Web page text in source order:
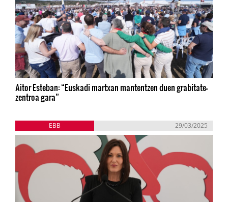
Aitor Esteban: “Euskadi martxan mantentzen duen grabitate-
zentroa gara”
EBB 29/03/2025